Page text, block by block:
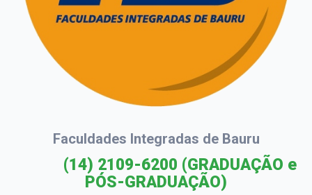
Faculdades Integradas de Bauru
(14) 2109-6200 (GRADUAÇÃO e
PÓS-GRADUAÇÃO)